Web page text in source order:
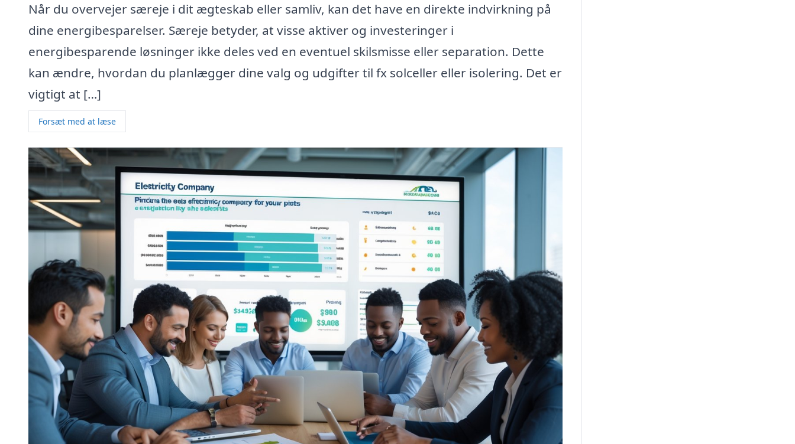
Når du overvejer særeje i dit ægteskab eller samliv, kan det have en direkte indvirkning på
dine energibesparelser. Særeje betyder, at visse aktiver og investeringer i
energibesparende løsninger ikke deles ved en eventuel skilsmisse eller separation. Dette
kan ændre, hvordan du planlægger dine valg og udgifter til fx solceller eller isolering. Det er
vigtigt at […]
Forsæt med at læse